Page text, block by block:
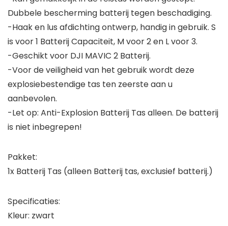
Dubbele bescherming batterij tegen beschadiging.
-Haak en lus afdichting ontwerp, handig in gebruik. S
is voor 1 Batterij Capaciteit, M voor 2 en L voor 3.
-Geschikt voor DJI MAVIC 2 Batterij.
-Voor de veiligheid van het gebruik wordt deze
explosiebestendige tas ten zeerste aan u
aanbevolen.
-Let op: Anti-Explosion Batterij Tas alleen. De batterij
is niet inbegrepen!
Pakket:
1x Batterij Tas (alleen Batterij tas, exclusief batterij.)
Specificaties:
Kleur: zwart